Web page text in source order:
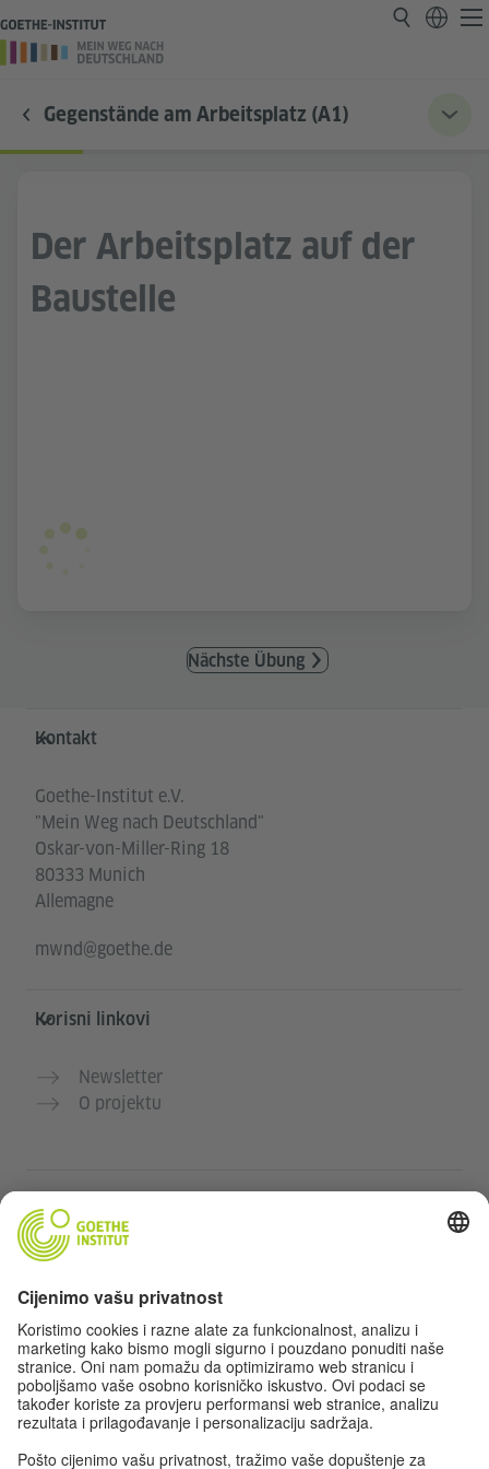
Gegenstände am Arbeitsplatz (A1)
Der Arbeitsplatz auf der
Baustelle
Nächste Übung
Service- und Informationsbereich
Kontakt
Goethe-Institut e.V.
"Mein Weg nach Deutschland"
Oskar-von-Miller-Ring 18
80333 Munich
Allemagne
mwnd@goethe.de
Korisni linkovi
Newsletter
O projektu
Kurse njemačkog jezika Goethe-Instituta
Portal za nastavnike „Deutschstunde“
Privatnost i pristupačnost